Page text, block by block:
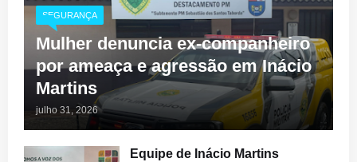
SEGURANÇA
Mulher denuncia ex-companheiro
por ameaça e agressão em Inácio
Martins
julho 31, 2026
Equipe de Inácio Martins